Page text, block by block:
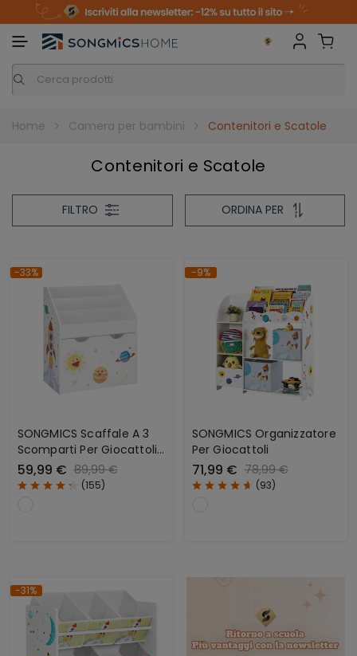
Home Camera per bambini Contenitori e Scatole
Contenitori e Scatole
FILTRO ORDINA PER
-33%
SONGMICS Scaffale A 3
Scomparti Per Giocattoli
Bianco
59,99 € 89,99 €
(155)
-9%
SONGMICS Organizzatore
Per Giocattoli
71,99 € 78,99 €
(93)
-31%